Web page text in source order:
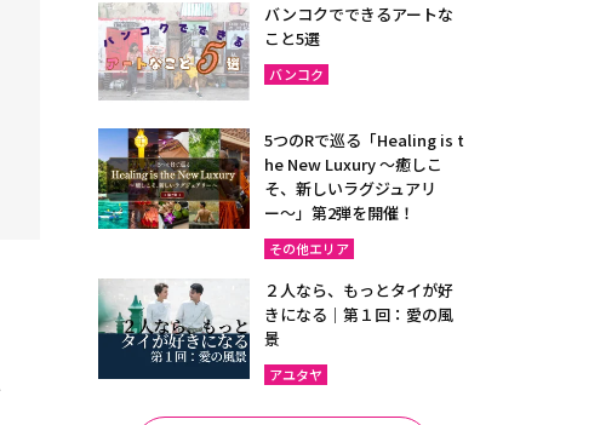
バンコクでできるアートな
こと5選
バンコク
5つのRで巡る「Healing is t
he New Luxury ～癒しこ
そ、新しいラグジュアリ
ー〜」第2弾を開催！
その他エリア
２人なら、もっとタイが好
きになる｜第１回：愛の風
景
アユタヤ